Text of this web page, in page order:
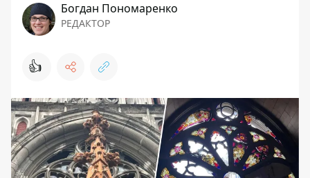
Богдан Пономаренко
РЕДАКТОР
👍